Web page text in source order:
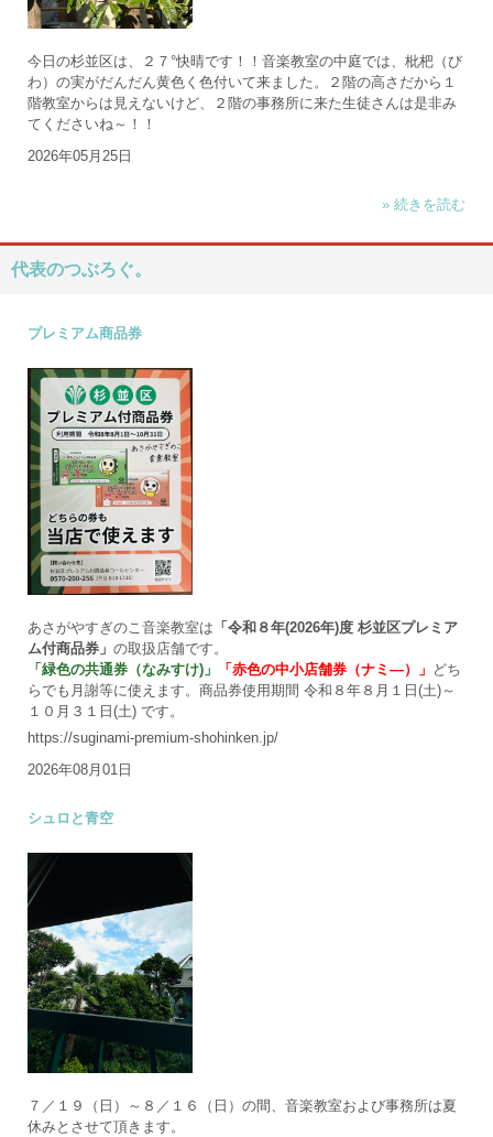
今日の杉並区は、２７°快晴です！！音楽教室の中庭では、枇杷（び
わ）の実がだんだん黄色く色付いて来ました。２階の高さだから１
階教室からは見えないけど、２階の事務所に来た生徒さんは是非み
てくださいね～！！
2026年05月25日
» 続きを読む
代表のつぶろぐ。
プレミアム商品券
あさがやすぎのこ音楽教室は 「令和８年(2026年)度 杉並区プレミア
ム付商品券」 の取扱店舗です。
「緑色の共通券（なみすけ)」
「赤色の中小店舗券（ナミ―）」 どち
らでも月謝等に使えます。商品券使用期間 令和８年８月１日(土)～
１０月３１日(土) です。
https://suginami-premium-shohinken.jp/
2026年08月01日
シュロと青空
７／１９（日）～８／１６（日）の間、音楽教室および事務所は夏
休みとさせて頂きます。